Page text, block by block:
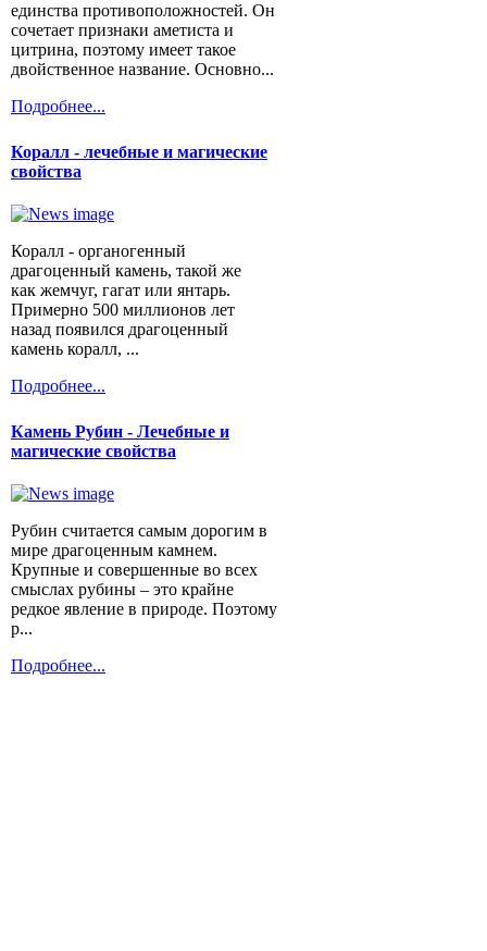
единства противоположностей. Он
сочетает признаки аметиста и
цитрина, поэтому имеет такое
двойственное название. Основно...
Подробнее...
Коралл - лечебные и магические
свойства
Коралл - органогенный
драгоценный камень, такой же
как жемчуг, гагат или янтарь.
Примерно 500 миллионов лет
назад появился драгоценный
камень коралл, ...
Подробнее...
Камень Рубин - Лечебные и
магические свойства
Рубин считается самым дорогим в
мире драгоценным камнем.
Крупные и совершенные во всех
смыслах рубины – это крайне
редкое явление в природе. Поэтому
р...
Подробнее...